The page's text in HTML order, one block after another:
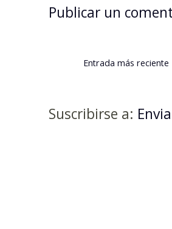
Publicar un
Entrada más reciente
Suscribirse a: